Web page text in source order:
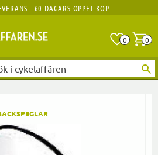
- 60 DAGARS ÖPPET KÖP
0 0